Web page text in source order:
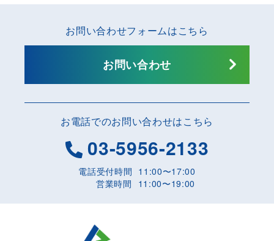
お電話でのお問い合わせはこちら
03-5956-2133
電話受付時間 11:00〜17:00
営業時間
11:00〜19:00
お問い合わせフォームはこちら
お問い合わせ